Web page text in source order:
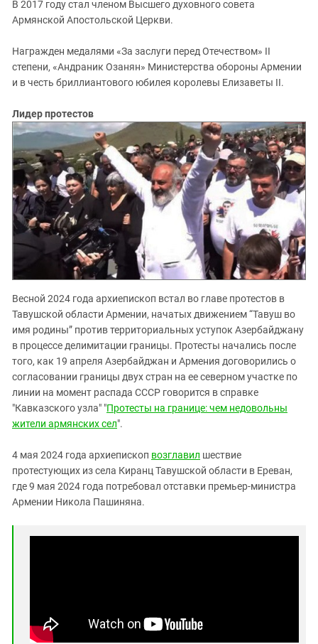
В 2017 году стал членом Высшего духовного совета
Армянской Апостольской Церкви.
Награжден медалями «За заслуги перед Отечеством» II
степени, «Андраник Озанян» Министерства обороны Армении
и в честь бриллиантового юбилея королевы Елизаветы II.
Лидер протестов
Весной 2024 года архиепископ встал во главе протестов в
Тавушской области Армении, начатых движением “Тавуш во
имя родины” против территориальных уступок Азербайджану
в процессе делимитации границы. Протесты начались после
того, как 19 апреля Азербайджан и Армения договорились о
согласовании границы двух стран на ее северном участке по
линии на момент распада СССР говорится в справке
"Кавказского узла" "Протесты на границе: чем недовольны
жители армянских сел".
4 мая 2024 года архиепископ возглавил шествие
протестующих из села Киранц Тавушской области в Ереван,
где 9 мая 2024 года потребовал отставки премьер-министра
Армении Никола Пашиняна.